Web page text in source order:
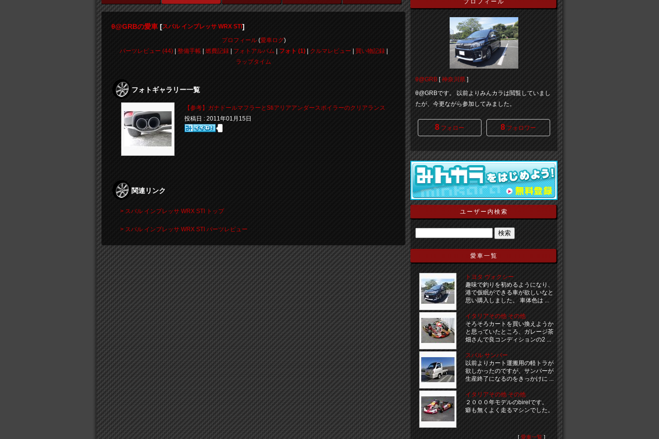
θ@GRBの愛車 [スバル インプレッサ WRX STI]
プロフィール(愛車ログ)
パーツレビュー (44)| 整備手帳| 燃費記録| フォトアルバム フォト (1)| クルマレビュー 買い物記録|
ラップタイム
フォトギャラリー一覧
【参考】ガナドールマフラーとStiアリアアンダースポイラーのクリアランス
投稿日 : 2011年01月15日
関連リンク
> スバル インプレッサ WRX STI トップ
> スバル インプレッサ WRX STI パーツレビュー
プロフィール
θ@GRB[神奈川県 ]
θ@GRBです。 以前よりみんカラは閲覧していまし
たが、今更ながら参加してみました。
8 フォロー 8フォロワー
ユーザー内検索
愛車一覧
トヨタ ヴォクシー
趣味で釣りを初めるようになり、
港で仮眠ができる車が欲しいなと
思い購入しました。 車体色は ...
イタリアその他 その他
そろそろカートを買い換えようか
と思っていたところ、ガレージ茶
畑さんで良コンディションの2 ...
スバル サンバー
以前よりカート運搬用の軽トラが
欲しかったのですが、サンバーが
生産終了になるのをきっかけに ...
イタリアその他 その他
２０００年モデルのbirelです。
癖も無くよく走るマシンでした。
[ 愛車一覧 ]